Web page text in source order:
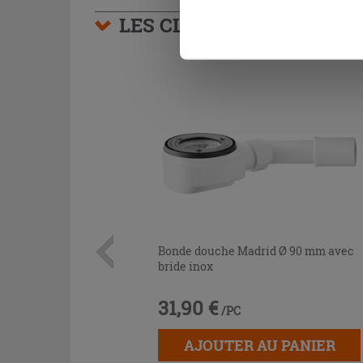
LES CLIENTS AYANT
Bonde douche Madrid Ø 90 mm avec
bride inox
31,90 € /PC
AJOUTER AU PANIER